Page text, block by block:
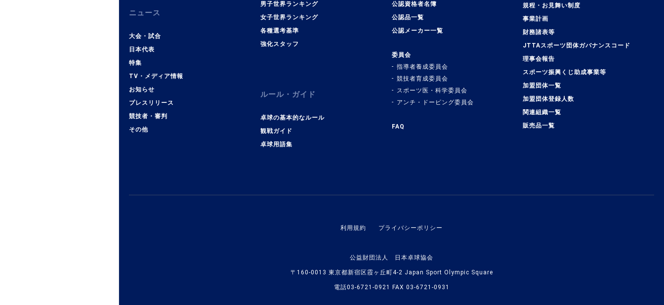
ニュース
大会・試合
日本代表
特集
TV・メディア情報
お知らせ
プレスリリース
競技者・審判
その他
男子世界ランキング
女子世界ランキング
各種選考基準
強化スタッフ
ルール・ガイド
卓球の基本的なルール
観戦ガイド
卓球用語集
公認資格者名簿
公認品一覧
公認メーカー一覧
委員会
指導者養成委員会
競技者育成委員会
スポーツ医・科学委員会
アンチ・ドーピング委員会
FAQ
規程・お見舞い制度
事業計画
財務諸表等
JTTAスポーツ団体ガバナンスコード
理事会報告
スポーツ振興くじ助成事業等
加盟団体一覧
加盟団体登録人数
関連組織一覧
販売品一覧
利用規約 プライバシーポリシー
公益財団法人 日本卓球協会
〒160-0013 東京都新宿区霞ヶ丘町4-2 Japan Sport Olympic Square
電話03-6721-0921 FAX 03-6721-0931